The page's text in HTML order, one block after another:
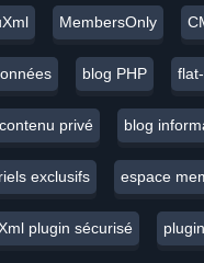
MembersOnly
blog PHP
contenu privé blog
exclusifs espace
plugin sécurisé